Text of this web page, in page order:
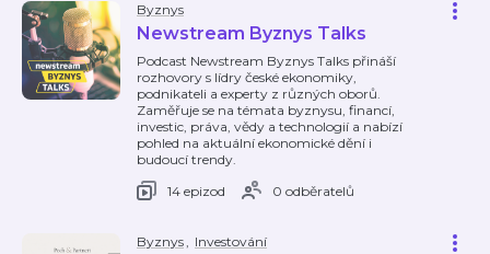
Byznys
Newstream Byznys Talks
Podcast Newstream Byznys Talks přináší
rozhovory s lídry české ekonomiky,
podnikateli a experty z různých oborů.
Zaměřuje se na témata byznysu, financí,
investic, práva, vědy a technologií a nabízí
pohled na aktuální ekonomické dění i
budoucí trendy.
14 epizod
0 odběratelů
Byznys, Investování